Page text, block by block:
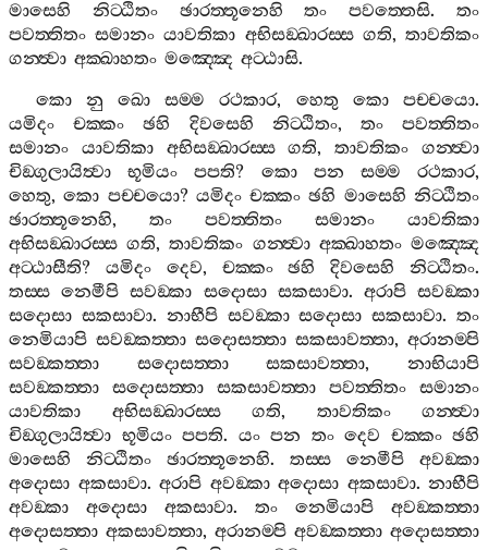
මාසෙහි
නිට‍්ඨිතං ඡාරත‍්තූනෙහි තං පවත‍්තෙසි.තං
පවත‍්තිතං සමානං යාවතිකා අභිසඞ‍්ඛාරස‍්ස ගති,තාවතිකං
ගන‍්ත්‍වා අක‍්ඛාහතං මඤ‍්ඤෙ අට‍්ඨාසි.
කො
නු ඛො සම‍්ම රථකාර, හෙතු කො පච‍්චයො.
යමිදං
චක‍්කං ඡහි දිවසෙහි නිට‍්ඨිතං, තං
පවත‍්තිතං
සමානං
යාවතිකා අභිසඞ‍්ඛාරස‍්ස ගති,තාවතිකං
ගන‍්ත්‍වා
චිඞ‍්ගුලායිත්‍වා
භූමියං පපති? කො පන සම‍්ම රථකාර,
හෙතු,කො පච‍්චයො? යමිදං චක‍්කං ඡහි මාසෙහි නිට‍්ඨිතං
ඡාරත‍්තූනෙහි, තං පවත‍්තිතං සමානං
යාවතිකා
අභිසඞ‍්ඛාරස‍්ස ගති,තාවතිකං ගන‍්ත්‍වා අක‍්ඛාහතං මඤ‍්ඤෙ
අට‍්ඨාසීති? යමිදං දෙව, චක‍්කං ඡහි දිවසෙහි නිට‍්ඨිතං.
තස‍්ස නෙමීපි සවඞ‍්කා සදොසා සකසාවා. අරාපි සවඞ‍්කා
සදොසා සකසාවා. නාභීපි සවඞ‍්කා සදොසා සකසාවා.තං
නෙමියාපි සවඞ‍්කත‍්තා සදොසත‍්තා සකසාවත‍්තා, අරානම‍්පි
සවඞ‍්කත‍්තා
සදොසත‍්තා සකසාවත‍්තා,නාභියාපි
සවඞ‍්කත‍්තා
සදොසත‍්තා සකසාවත‍්තා පවත‍්තිතං
සමානං
යාවතිකා
අභිසඞ‍්ඛාරස‍්ස ගති, තාවතිකං
ගන‍්ත්‍වා
චිඞ‍්ගුලායිත්‍වා භූමියං පපති. යං පන තං දෙව චක‍්කං ඡහි
මාසෙහි
නිට‍්ඨිතං ඡාරත‍්තූනෙහි. තස‍්ස නෙමීපි
අවඞ‍්කා
අදොසා අකසාවා. අරාපි අවඞ‍්කා අදොසා අකසාවා. නාභීපි
අවඞ‍්කා
අදොසා අකසාවා. තං නෙමියාපි
අවඞ‍්කත‍්තා
අදොසත‍්තා අකසාවත‍්තා, අරානම‍්පි අවඞ‍්කත‍්තා අදොසත‍්තා